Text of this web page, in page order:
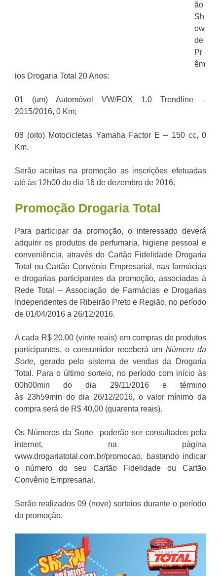
ão
Sh
ow
de
Pr
êm
ios Drogaria Total 20 Anos:
01 (um) Automóvel VW/FOX 1.0 Trendline –
2015/2016, 0 Km;
08 (oito) Motocicletas Yamaha Factor E – 150 cc, 0
Km.
Serão aceitas na promoção as inscrições efetuadas
até às 12h00 do dia 16 de dezembro de 2016.
Promoção Drogaria Total
Para participar da promoção, o interessado deverá
adquirir os produtos de perfumaria, higiene pessoal e
conveniência, através do Cartão Fidelidade Drogaria
Total ou Cartão Convênio Empresarial, nas farmácias
e drogarias participantes da promoção, associadas à
Rede Total – Associação de Farmácias e Drogarias
Independentes de Ribeirão Preto e Região, no período
de 01/04/2016 a 26/12/2016.
A cada R$ 20,00 (vinte reais) em compras de produtos
participantes, o consumidor receberá umNúmero da
Sorte, gerado pelo sistema de vendas da Drogaria
Total. Para o último sorteio, no período com início às
00h00min do dia 29/11/2016 e término
às 23h59min do dia 26/12/2016, o valor mínimo da
compra será de R$ 40,00 (quarenta reais).
Os Números da Sorte poderão ser consultados pela
internet, na página
www.drogariatotal.com.br/promocao, bastando indicar
o número do seu Cartão Fidelidade ou Cartão
Convênio Empresarial.
Serão realizados 09 (nove) sorteios durante o período
da promoção.